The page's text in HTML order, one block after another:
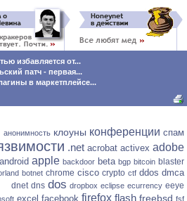
избавляется от...
патч - первая...
в маркетплейсе...
анонимность клоуны конференции спам
.net acrobat activex adobe
android apple backdoor beta bgp bitcoin blaster
botnet chrome cisco crypto ctf ddos dmca
dnet dns dos dropbox eclipse ecurrency eeye
excel facebook firefox flash freebsd fsf